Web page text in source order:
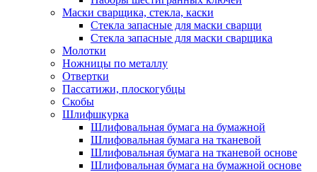
Маски сварщика, стекла, каски
Стекла запасные для маски сварщи
Стекла запасные для маски сварщика
Молотки
Ножницы по металлу
Отвертки
Пассатижи, плоскогубцы
Скобы
Шлифшкурка
Шлифовальная бумага на бумажной
Шлифовальная бумага на тканевой
Шлифовальная бумага на тканевой основе
Шлифовальная бумага на бумажной основе